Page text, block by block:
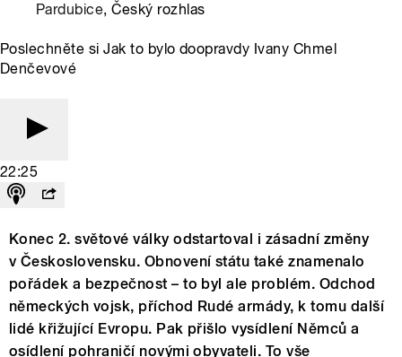
Pardubice, Český rozhlas
Poslechněte si Jak to bylo doopravdy Ivany Chmel
Denčevové
22:25
Konec 2. světové války odstartoval i zásadní změny
v Československu. Obnovení státu také znamenalo
pořádek a bezpečnost – to byl ale problém. Odchod
německých vojsk, příchod Rudé armády, k tomu další
lidé křižující Evropu. Pak přišlo vysídlení Němců a
osídlení pohraničí novými obyvateli. To vše